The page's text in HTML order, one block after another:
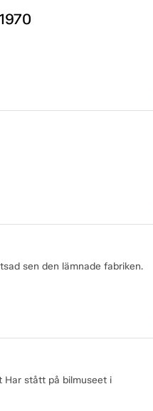
sen den lämnade fabriken.
Har stått på bilmuseet i